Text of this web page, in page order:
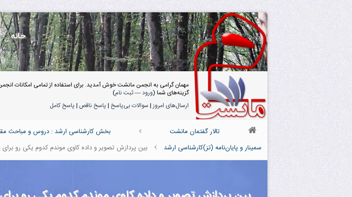
خانه
مهمان گرامی به انجمن مانشت خوش آمدید. برای استفاده از تمامی امکانات
گزینه‌های شما (ورود—ثبت نام)
ارسال‌های امروز| سوالات بی‌پاسخ | پاسخ ناقص | پاسخ کامل
تالار گفتمان مانشت
بخش کارشناسی ارشد : دروس و مباحث
سمینار و پایان‌نامه (تز)کارشناسی ارشد
بین پردازش تصویر و داده کاوی موندم کدوم یکی رو برای